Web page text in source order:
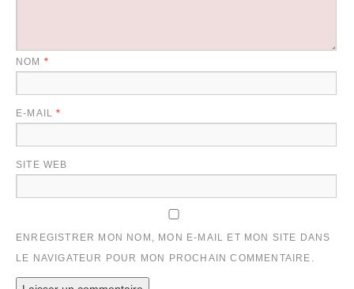
NOM *
E-MAIL*
SITE WEB
ENREGISTRER MON NOM, MON E-MAIL ET MON SITE DANS
LE NAVIGATEUR POUR MON PROCHAIN COMMENTAIRE.